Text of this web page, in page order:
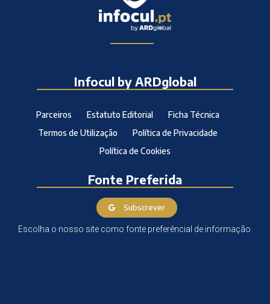
Infocul by ARDglobal
Parceiros Estatuto Editorial
Ficha Técnica
Termos de Utilização
Política de Privacidade
Política de Cookies
Fonte Preferida
Subscrever
Escolha o nosso site como fonte preferêncial de informação.